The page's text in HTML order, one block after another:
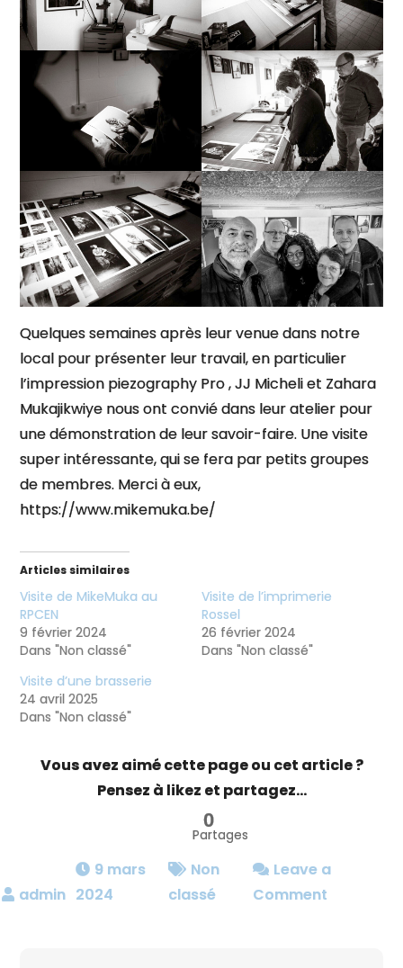
Quelques semaines après leur venue dans notre
local pour présenter leur travail, en particulier
l’impression piezography Pro , JJ Micheli et Zahara
Mukajikwiye nous ont convié dans leur atelier pour
une démonstration de leur savoir-faire. Une visite
super intéressante, qui se fera par petits groupes
de membres. Merci à eux,
https://www.mikemuka.be/
Articles similaires
Visite de MikeMuka au
RPCEN
9 février 2024
Dans "Non classé"
Visite de l’imprimerie
Rossel
26 février 2024
Dans "Non classé"
Visite d’une brasserie
24 avril 2025
Dans "Non classé"
Vous avez aimé cette page ou cet article ?
Pensez à likez et partagez...
0
Partages
9 mars
2024
Non
classé
Leave a
Comment